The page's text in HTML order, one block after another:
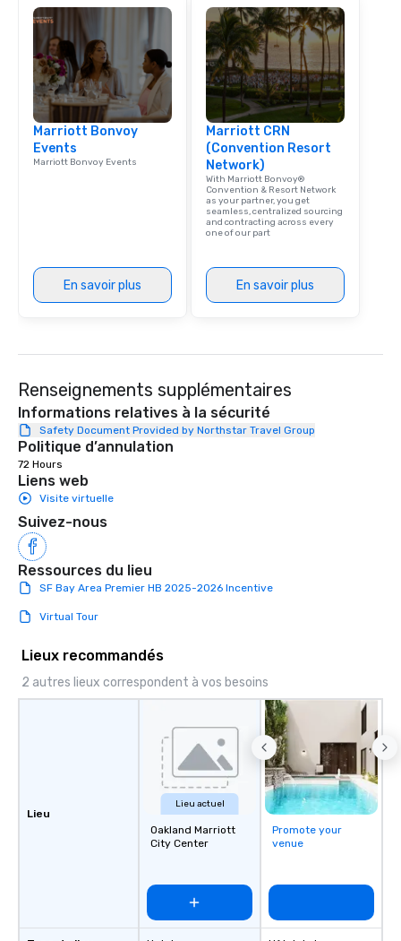
Marriott Bonvoy
Events
Marriott Bonvoy Events
En savoir plus
Marriott CRN
(Convention Resort
Network)
With Marriott Bonvoy®
Convention & Resort Network
as your partner, you get
seamless, centralized sourcing
and contracting across every
one of our part
En savoir plus
Renseignements supplémentaires
Informations relatives à la sécurité
Safety Document Provided by Northstar Travel Group
Politique d’annulation
72 Hours
Liens web
Visite virtuelle
Suivez-nous
Ressources du lieu
SF Bay Area Premier HB 2025-2026 Incentive
Virtual Tour
Lieux recommandés
2 autres lieux correspondent à vos besoins
Lieu
Lieu actuel
Oakland Marriott
City Center
Promote your
venue